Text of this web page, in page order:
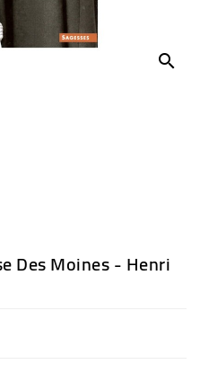
search
Des Moines - Henri